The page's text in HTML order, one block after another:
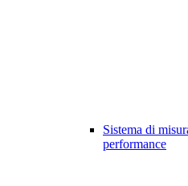
Sistema di
performance